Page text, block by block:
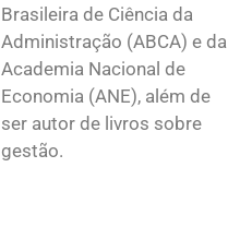
Brasileira de Ciência da
Administração (ABCA) e da
Academia Nacional de
Economia (ANE), além de
ser autor de livros sobre
gestão.